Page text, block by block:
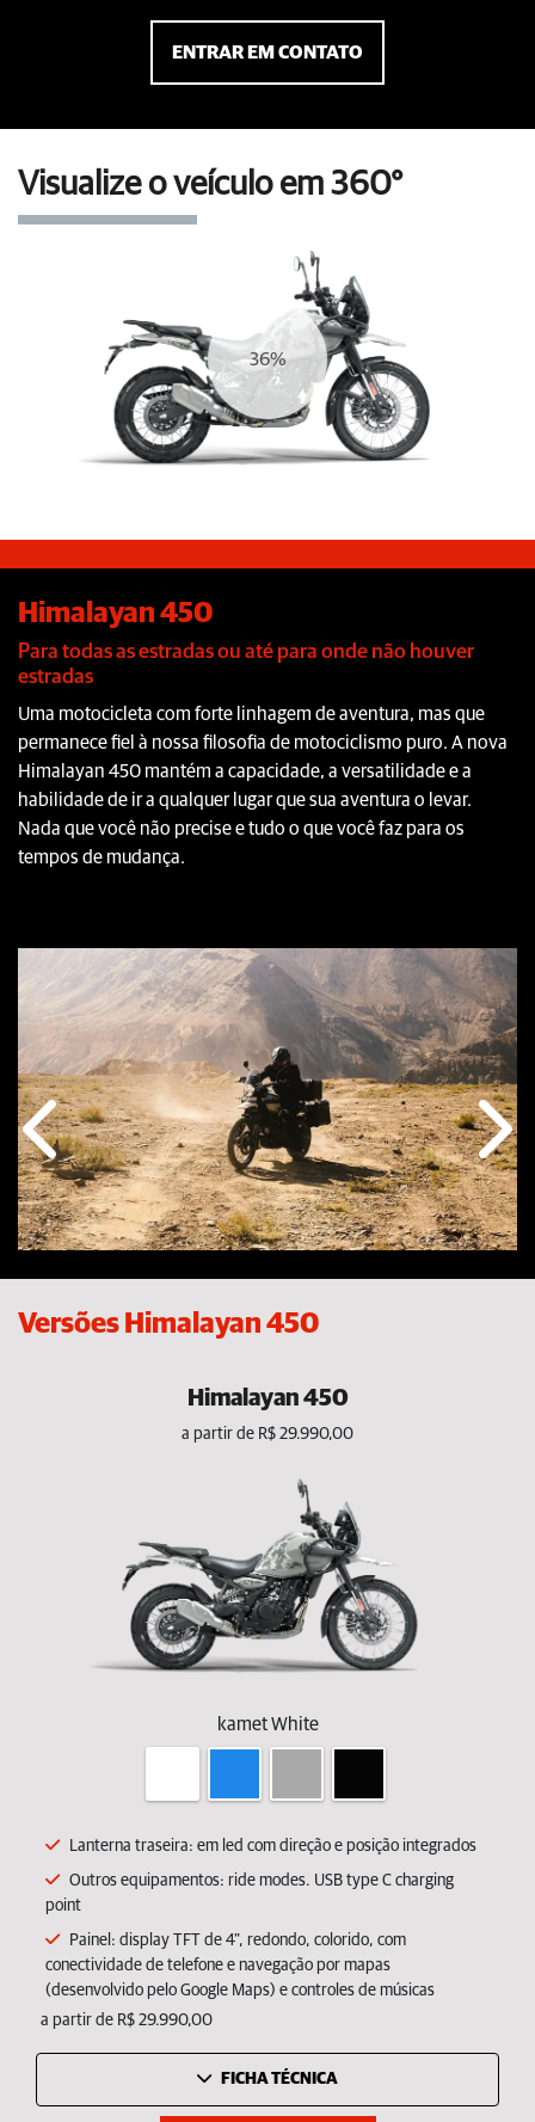
ENTRAR EM CONTATO
Visualize o veículo em 360°
39%
Himalayan 450
Para todas as estradas ou até para onde não houver
estradas
Uma motocicleta com forte linhagem de aventura, mas que
permanece fiel à nossa filosofia de motociclismo puro. A nova
Himalayan 450 mantém a capacidade, a versatilidade e a
habilidade de ir a qualquer lugar que sua aventura o levar.
Nada que você não precise e tudo o que você faz para os
tempos de mudança.
Anterior
Versões Himalayan 450
Himalayan 450
a partir de R$ 29.990,00
kamet White
Lanterna traseira: em led com direção e posição integrados
Outros equipamentos: ride modes. USB type C charging
point
Painel: display TFT de 4", redondo, colorido, com
conectividade de telefone e navegação por mapas
(desenvolvido pelo Google Maps) e controles de músicas
a partir de R$ 29.990,00
FICHA TÉCNICA